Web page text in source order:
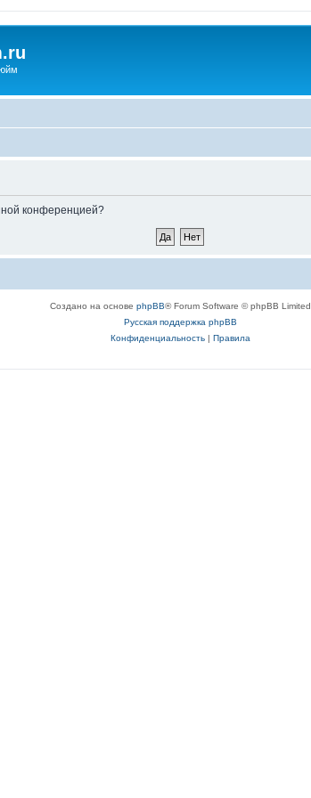
конференцией?
Создано на основе phpBB® Forum Software © phpBB Limited
Русская поддержка phpBB
Конфиденциальность| Правила